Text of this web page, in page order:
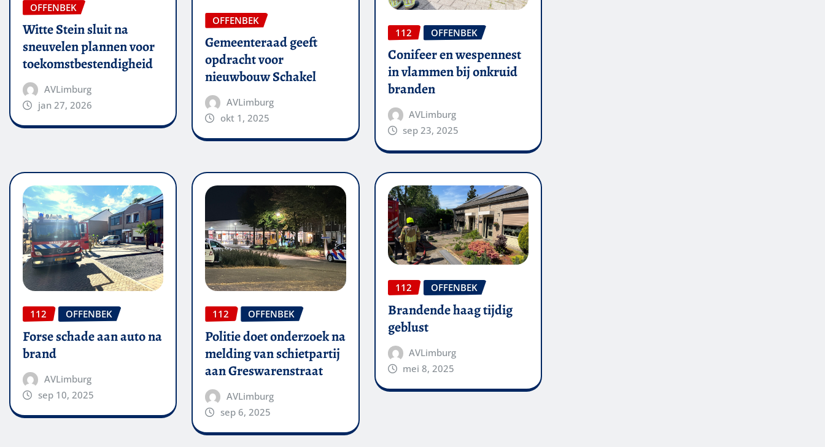
OFFENBEK
Witte Stein sluit na
sneuvelen plannen voor
toekomstbestendigheid
AVLimburg
jan 27, 2026
OFFENBEK
Gemeenteraad geeft
opdracht voor
nieuwbouw Schakel
AVLimburg
okt 1, 2025
112 OFFENBEK
Conifeer en wespennest
in vlammen bij onkruid
branden
AVLimburg
sep 23, 2025
112 OFFENBEK
Forse schade aan auto na
brand
AVLimburg
sep 10, 2025
112 OFFENBEK
Politie doet onderzoek na
melding van schietpartij
aan Greswarenstraat
AVLimburg
sep 6, 2025
112 OFFENBEK
Brandende haag tijdig
geblust
AVLimburg
mei 8, 2025